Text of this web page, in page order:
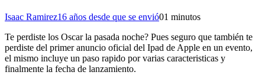
Isaac Ramirez16 años desde que se envió01 minutos
Te perdiste los Oscar la pasada noche? Pues seguro que también te
perdiste del primer anuncio oficial del Ipad de Apple en un evento,
el mismo incluye un paso rapido por varias caracteristicas y
finalmente la fecha de lanzamiento.